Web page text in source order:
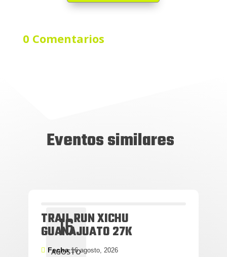
0 Comentarios
Eventos similares
16
AGOSTO
TRAIL RUN XICHU
GUANAJUATO 27K
Fecha16 agosto, 2026